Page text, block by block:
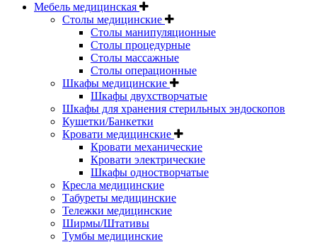
Мебель медицинская
Столы медицинские
Столы манипуляционные
Столы процедурные
Столы массажные
Столы операционные
Шкафы медицинские
Шкафы двухстворчатые
Шкафы для хранения стерильных эндоскопов
Кушетки/Банкетки
Кровати медицинские
Кровати механические
Кровати электрические
Шкафы одностворчатые
Кресла медицинские
Табуреты медицинские
Тележки медицинские
Ширмы/Штативы
Тумбы медицинские